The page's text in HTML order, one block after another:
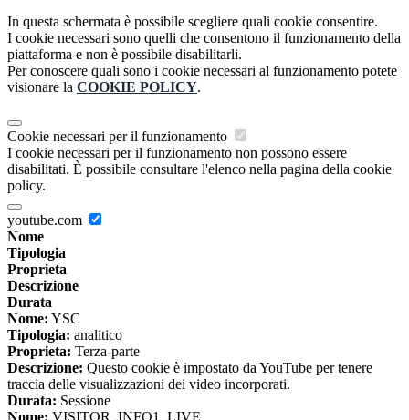
In questa schermata è possibile scegliere quali cookie consentire.
I cookie necessari sono quelli che consentono il funzionamento della
piattaforma e non è possibile disabilitarli.
Per conoscere quali sono i cookie necessari al funzionamento potete
visionare la COOKIE POLICY.
Cookie necessari per il funzionamento
I cookie necessari per il funzionamento non possono essere
disabilitati. È possibile consultare l'elenco nella pagina della cookie
policy.
youtube.com
Nome
Tipologia
Proprieta
Descrizione
Durata
Nome: YSC
Tipologia: analitico
Proprieta: Terza-parte
Descrizione: Questo cookie è impostato da YouTube per tenere
traccia delle visualizzazioni dei video incorporati.
Durata: Sessione